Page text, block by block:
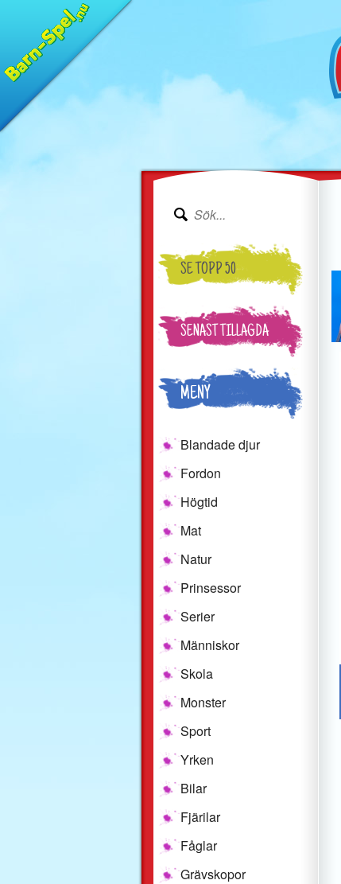
SE TOPP 50
SENAST TILLAGDA
MENY
Blandade djur
Fordon
Högtid
Mat
Natur
Prinsessor
Serier
Människor
Skola
Monster
Sport
Yrken
Bilar
Fjärilar
Fåglar
Grävskopor